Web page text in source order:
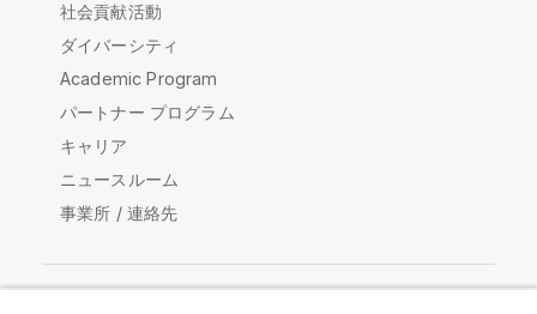
社会貢献活動
ダイバーシティ
Academic Program
パートナー プログラム
キャリア
ニュースルーム
事業所 / 連絡先